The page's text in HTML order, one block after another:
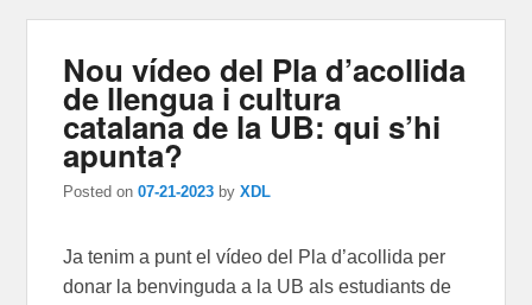
Nou vídeo del Pla d’acollida
de llengua i cultura
catalana de la UB: qui s’hi
apunta?
Posted on07-21-2023 byXDL
Ja tenim a punt el vídeo del Pla d’acollida per
donar la benvinguda a la UB als estudiants de